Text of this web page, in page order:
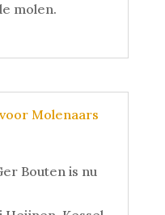
molen.
Molenaars
Bouten is nu